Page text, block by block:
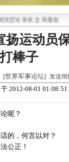
型豆浆机 全美最低
运动员
棒子
[世界军事论坛] 发送悄
于 2012-08-01 01:08:51
呢？
的，何言以对？
公正！